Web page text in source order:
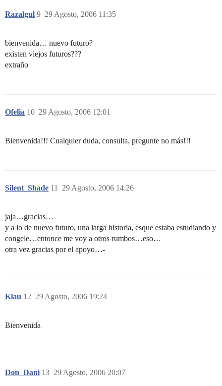
Razalgul 29 Agosto, 2006 11:35
9
bienvenida… nuevo futuro?
existen viejos futuros???
extraño
Ofelia 29 Agosto, 2006 12:01
10
Bienvenida!!! Cualquier duda, consulta, pregunte no más!!!
Silent_Shade 29 Agosto, 2006 14:26
11
jaja…gracias…
y a lo de nuevo futuro, una larga historia, esque estaba estudiando y
congele…entonce me voy a otros rumbos…eso…
otra vez gracias por el apoyo…-
Klau 29 Agosto, 2006 19:24
12
Bienvenida
Don_Dani 29 Agosto, 2006 20:07
13